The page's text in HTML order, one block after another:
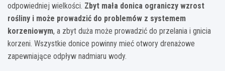
odpowiedniej wielkości. Zbyt mała donica ograniczy wzrost
rośliny i może prowadzić do problemów z systemem
korzeniowym, a zbyt duża może prowadzić do przelania i gnicia
korzeni. Wszystkie donice powinny mieć otwory drenażowe
zapewniające odpływ nadmiaru wody.